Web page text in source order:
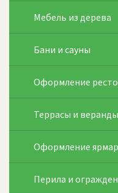
Мебель из дерева
Бани и сауны
Оформление
Террасы и веранды
Оформление
Перила и